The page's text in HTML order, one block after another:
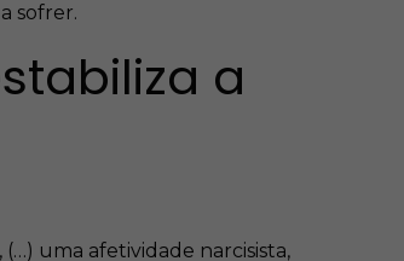
sofrer.
a
uma afetividade narcisista,